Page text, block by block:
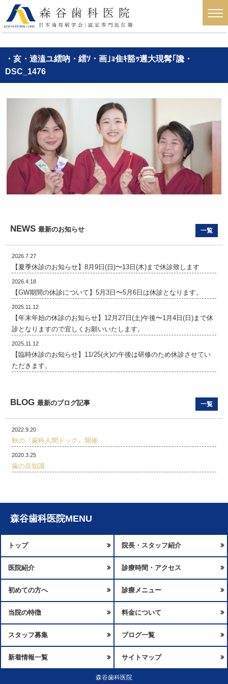
・亥・逵溘ユ繧吶・繧ｿ・画｣ｮ隹ｷ豁ｯ遘大現髯｢讒・
DSC_1476
NEWS 最新のお知らせ 一覧
2026.7.27
【夏季休診のお知らせ】8月9日(日)〜13日(木)まで休診致します
2026.4.18
【GW期間の休診について】5月3日〜5月6日は休診となります。
2025.11.12
【年末年始の休診のお知らせ】12月27日(土)午後〜1月4日(日)まで休
診となりますので宜しくお願いいたします。
2025.11.12
【臨時休診のお知らせ】11/25(火)の午後は研修のため休診させてい
ただきます。
BLOG 最新のブログ記事 一覧
2022.9.20
秋の『歯科人間ドック』開催
2020.3.25
歯の豆知識
森谷歯科医院MENU
トップ 院長・スタッフ紹介
医院紹介 診療時間・アクセス
初めての方へ 診療メニュー
当院の特徴 料金について
スタッフ募集 ブログ一覧
新着情報一覧 サイトマップ
森谷歯科医院